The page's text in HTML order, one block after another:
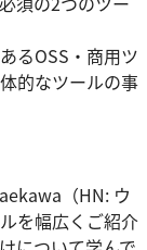
るOSS・商用ツ
的なツールの事
（HN: ウ
を幅広くご紹介